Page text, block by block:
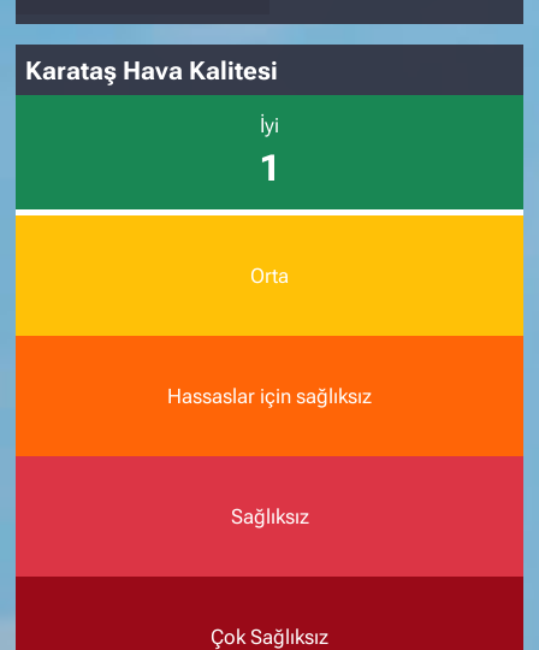
Karataş Hava Kalitesi
İyi
1
Orta
Hassaslar için sağlıksız
Sağlıksız
Çok Sağlıksız